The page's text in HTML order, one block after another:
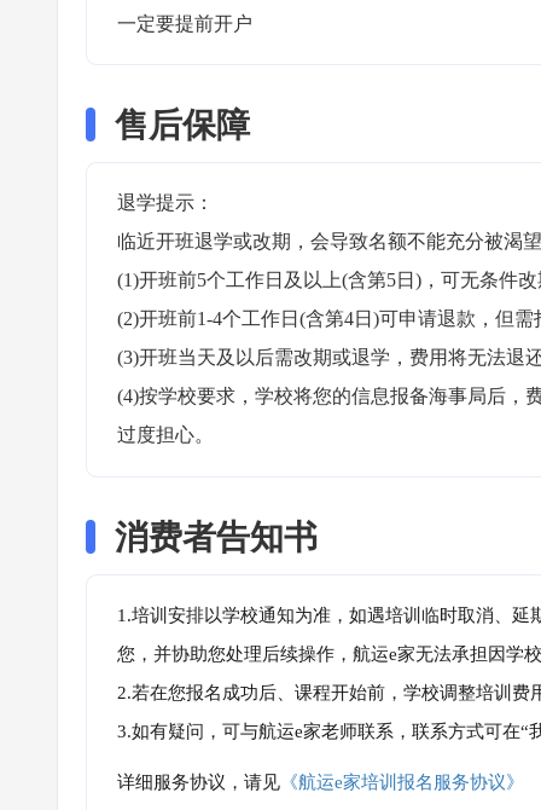
一定要提前开户
售后保障
退学提示：
临近开班退学或改期，会导致名额不能充分被渴
(1)开班前5个工作日及以上(含第5日)，可无条件
(2)开班前1-4个工作日(含第4日)可申请退款，但
(3)开班当天及以后需改期或退学，费用将无法退
(4)按学校要求，学校将您的信息报备海事局后，
过度担心。
消费者告知书
1.培训安排以学校通知为准，如遇培训临时取消、
您，并协助您处理后续操作，航运e家无法承担因学
2.若在您报名成功后、课程开始前，学校调整培训
3.如有疑问，可与航运e家老师联系，联系方式可在
详细服务协议，请见 《航运e家培训报名服务协议》